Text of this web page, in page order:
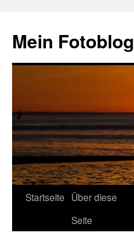
springen
Mein Fotoblog
Startseite Über diese
Seite